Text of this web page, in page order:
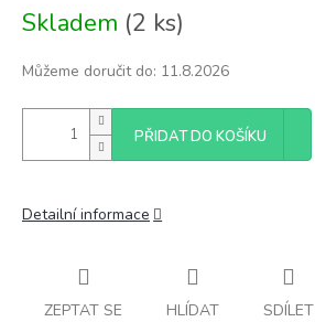
cena:
Skladem (2 ks)
Můžeme doručit do: 11.8.2026
PŘIDAT DO KOŠÍKU
Detailní informace
ZEPTAT SE HLÍDAT SDÍLET